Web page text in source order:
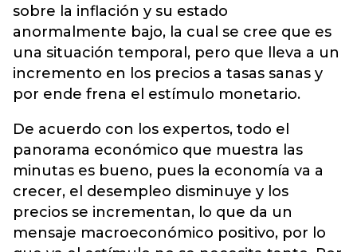
sobre la inflación y su estado
anormalmente bajo, la cual se cree que es
una situación temporal, pero que lleva a un
incremento en los precios a tasas sanas y
por ende frena el estímulo monetario.
De acuerdo con los expertos, todo el
panorama económico que muestra las
minutas es bueno, pues la economía va a
crecer, el desempleo disminuye y los
precios se incrementan, lo que da un
mensaje macroeconómico positivo, por lo